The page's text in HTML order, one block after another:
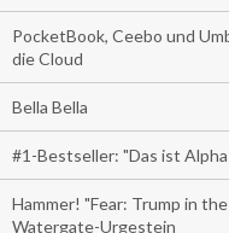
PocketBook, Ceebo und
die Cloud
Bella Bella
#1-Bestseller: "Das ist
Hammer! "Fear: Trump in
Watergate-Urgestein